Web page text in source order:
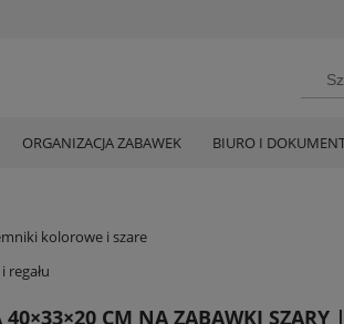
ORGANIZACJA ZABAWEK BIURO I
kolorowe i szare
CM NA ZABAWKI SZARY